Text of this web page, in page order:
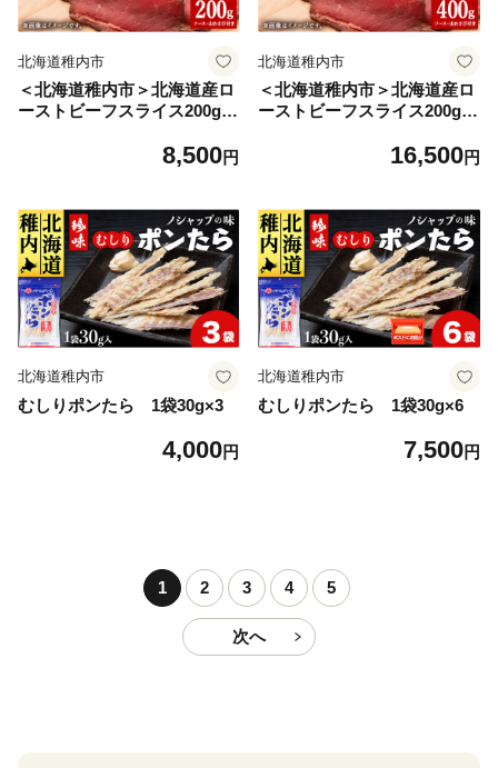
北海道稚内市
＜北海道稚内市＞北海道産ロ
ーストビーフスライス200g×
8,500円
北海道稚内市
＜北海道稚内市＞北海道産ロ
ーストビーフスライス200g×
16,500円
北海道稚内市
むしりポンたら 1袋30g×3
4,000円
北海道稚内市
むしりポンたら 1袋30g×6
7,500円
1 2 3 4 5
次へ